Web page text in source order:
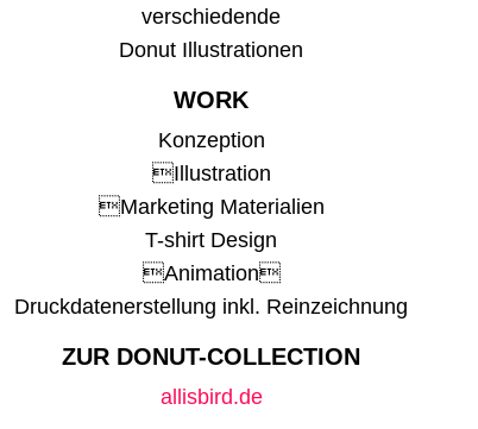
verschiedende
Donut Illustrationen
WORK
Konzeption
Illustration
Marketing Materialien
T-shirt Design
Animation
Druckdatenerstellung inkl. Reinzeichnung
ZUR DONUT-COLLECTION
allisbird.de